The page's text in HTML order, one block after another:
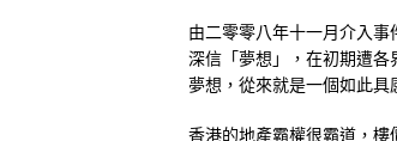
由二零零八年十一月介入
深信「夢想」，在初期遭各
夢想，從來就是一個如此具
香港的地產霸權很霸道，